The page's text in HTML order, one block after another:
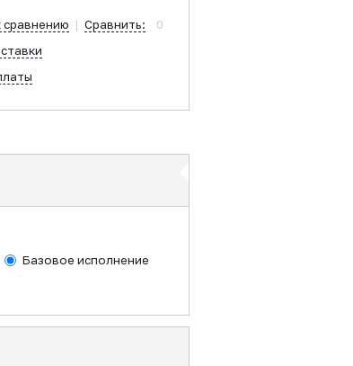
сравнению | Сравнить:
0
Базовое исполнение